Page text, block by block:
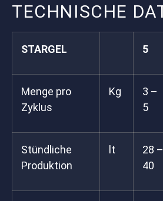
TECHNISCHE
STARGEL 5
Menge pro
Zyklus
Kg
3 –
5
Stündliche
Produktion
lt
28 –
40